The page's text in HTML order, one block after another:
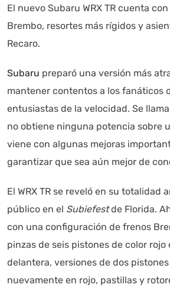
El nuevo Subaru WRX TR cuenta
Brembo, resortes más rígidos y
Recaro.
Subaru preparó una versión más
mantener contentos a los fanáticos
entusiastas de la velocidad. Se llama
no obtiene ninguna potencia sobre
viene con algunas mejoras
garantizar que sea aún mejor de
El WRX TR se reveló en su totalidad
público en el Subiefestde Florida.
con una configuración de frenos
pinzas de seis pistones de color rojo
delantera, versiones de dos
nuevamente en rojo, pastillas y
Autoanalítica IA
Estoy aquí para encontrar lo que
buscando? "Este asistente con IA
información referencial que puede
diariamente su exactitud."